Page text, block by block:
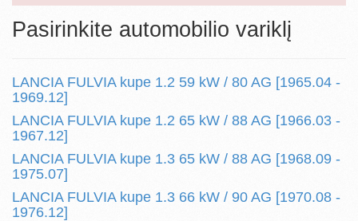
Pasirinkite automobilio variklį
LANCIA FULVIA kupe 1.2 59 kW / 80 AG [1965.04 -
1969.12]
LANCIA FULVIA kupe 1.2 65 kW / 88 AG [1966.03 -
1967.12]
LANCIA FULVIA kupe 1.3 65 kW / 88 AG [1968.09 -
1975.07]
LANCIA FULVIA kupe 1.3 66 kW / 90 AG [1970.08 -
1976.12]